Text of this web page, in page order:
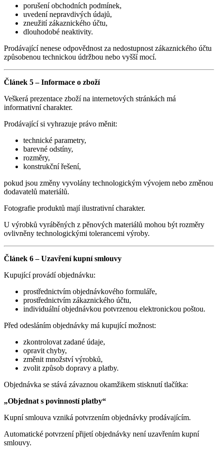
porušení obchodních podmínek,
uvedení nepravdivých údajů,
zneužití zákaznického účtu,
dlouhodobé neaktivity.
Prodávající nenese odpovědnost za nedostupnost zákaznického účtu
způsobenou technickou údržbou nebo vyšší mocí.
Článek 5 – Informace o zboží
Veškerá prezentace zboží na internetových stránkách má
informativní charakter.
Prodávající si vyhrazuje právo měnit:
technické parametry,
barevné odstíny,
rozměry,
konstrukční řešení,
pokud jsou změny vyvolány technologickým vývojem nebo změnou
dodavatelů materiálů.
Fotografie produktů mají ilustrativní charakter.
U výrobků vyráběných z pěnových materiálů mohou být rozměry
ovlivněny technologickými tolerancemi výroby.
Článek 6 – Uzavření kupní smlouvy
Kupující provádí objednávku:
prostřednictvím objednávkového formuláře,
prostřednictvím zákaznického účtu,
individuální objednávkou potvrzenou elektronickou poštou.
Před odesláním objednávky má kupující možnost:
zkontrolovat zadané údaje,
opravit chyby,
změnit množství výrobků,
zvolit způsob dopravy a platby.
Objednávka se stává závaznou okamžikem stisknutí tlačítka:
„Objednat s povinností platby“
Kupní smlouva vzniká potvrzením objednávky prodávajícím.
Automatické potvrzení přijetí objednávky není uzavřením kupní
smlouvy.